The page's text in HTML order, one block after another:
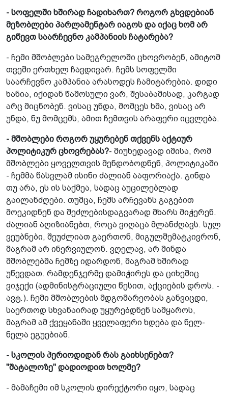
- სოფელში ხშირად ჩადიხართ? როგორ გხვდებიან
მეზობლები პარლამენტარ იაგოს და იქაც ხომ არ
გიწევთ საარჩევნო კამპანიის ჩატარება?
- ჩემი მშობლები სამეგრელოში ცხოვრობენ, ამიტომ
თვეში ერთხელ ჩავდივარ. ჩემს სოფელში
საარჩევნო კამპანია არასოდეს ჩამიტარებია. დიდი
ხანია, იქიდან წამოსული ვარ, შესაბამისად, კარგად
არც მიცნობენ. ვისაც უნდა, მომცეს ხმა, ვისაც არ
უნდა, ნუ მომცემს, ამით ჩემთვის არაფერი იცვლება.
- მშობლები როგორ უყურებენ თქვენს აქტიურ
პოლიტიკურ ცხოვრებას?- მიუხედავად იმისა, რომ
მშობლები ყოველთვის მენდობოდნენ, პოლიტიკაში
- ჩემმა წასვლამ ისინი ძალიან ააფორიაქა. გინდა
თუ არა, ეს ის საქმეა, სადაც აუცილებლად
გაილანძღები. თუმცა, ჩემს არჩევანს გაგებით
მოეკიდნენ და შეძლებისდაგვარად მხარს მიჭერენ.
ძალიან აღიზიანებთ, როცა ვიღაცა მლანძღავს. სულ
ვეუბნები, შეუძლიათ გაერთონ, მიგულშემატკივრონ,
მაგრამ არ ინერვიულონ. ვღელავ, არ მინდა
მშობლებმა ჩემზე იდარდონ, მაგრამ ხშირად
უწევდათ. რამდენჯერმე დამიჭირეს და ციხეშიც
ვიჯექი (ადმინისტრაციული წესით, აქციების დროს. -
ავტ.). ჩემი მშობლების მდგომარეობას განვიცდი,
საერთოდ სხვანაირად უყურებდნენ სამყაროს,
მაგრამ ამ ქვეყანაში ყველაფერი ხდება და ნელ-
ნელა ეგუებიან.
- სკოლის პერიოდიდან რას გაიხსენებთ?
"შატალოზე" დადიოდით ხოლმე?
- მამაჩემი იმ სკოლის დირექტორი იყო, სადაც